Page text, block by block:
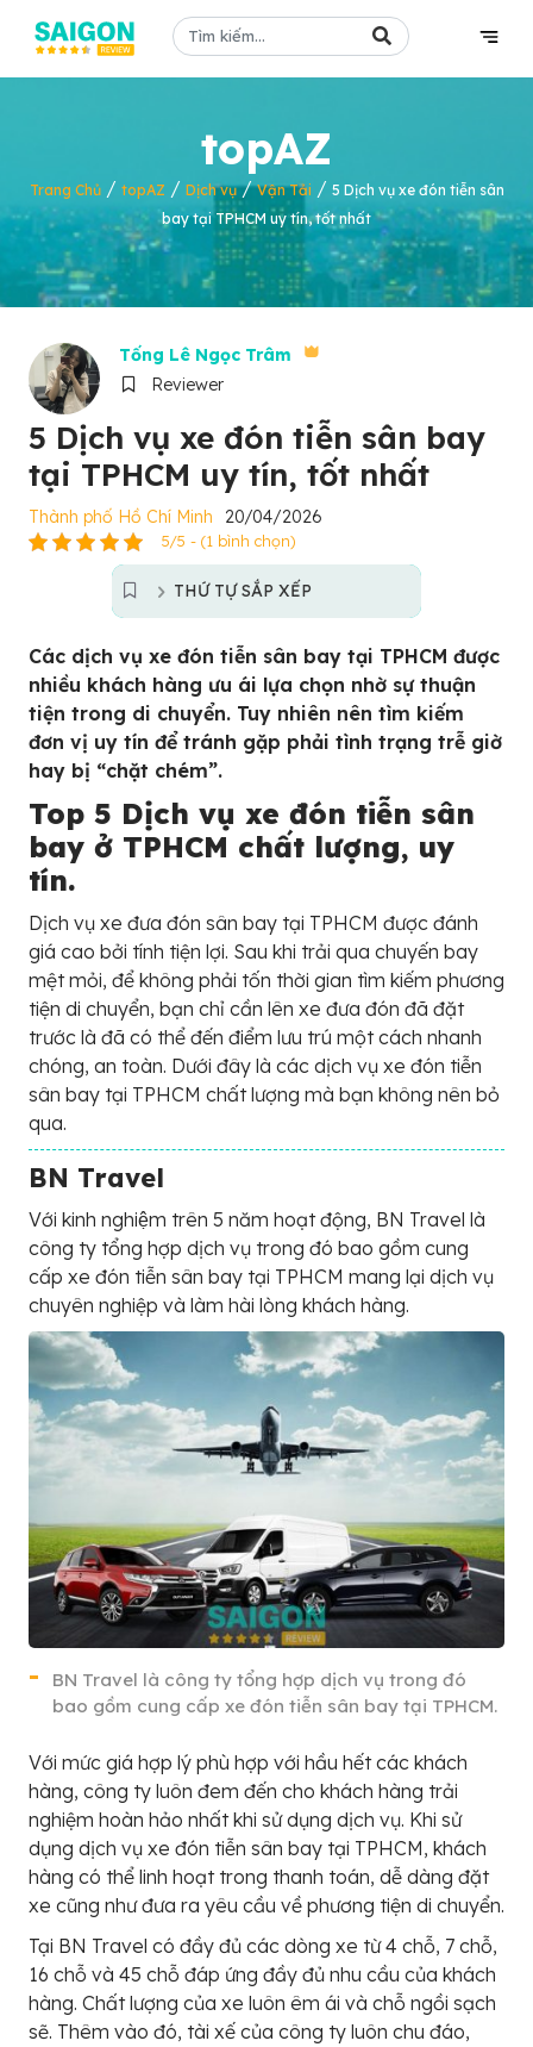
topAZ
Trang Chủ/ topAZ / Dịch vụ/Vận Tải / 5 Dịch vụ xe đón tiễn sân
bay tại TPHCM uy tín, tốt nhất
Tống Lê Ngọc Trâm
Reviewer
5 Dịch vụ xe đón tiễn sân bay
tại TPHCM uy tín, tốt nhất
Thành phố Hồ Chí Minh 20/04/2026
5/5 - (1 bình chọn)
THỨ TỰ SẮP XẾP
Các dịch vụ xe đón tiễn sân bay tại TPHCM được
nhiều khách hàng ưu ái lựa chọn nhờ sự thuận
tiện trong di chuyển. Tuy nhiên nên tìm kiếm
đơn vị uy tín để tránh gặp phải tình trạng trễ giờ
hay bị “chặt chém”.
Top 5 Dịch vụ xe đón tiễn sân
bay ở TPHCM chất lượng, uy
tín.
Dịch vụ xe đưa đón sân bay tại TPHCM được đánh
giá cao bởi tính tiện lợi. Sau khi trải qua chuyến bay
mệt mỏi, để không phải tốn thời gian tìm kiếm phương
tiện di chuyển, bạn chỉ cần lên xe đưa đón đã đặt
trước là đã có thể đến điểm lưu trú một cách nhanh
chóng, an toàn. Dưới đây là các dịch vụ xe đón tiễn
sân bay tại TPHCM chất lượng mà bạn không nên bỏ
qua.
BN Travel
Với kinh nghiệm trên 5 năm hoạt động, BN Travel là
công ty tổng hợp dịch vụ trong đó bao gồm cung
cấp xe đón tiễn sân bay tại TPHCM mang lại dịch vụ
chuyên nghiệp và làm hài lòng khách hàng.
BN Travel là công ty tổng hợp dịch vụ trong đó
bao gồm cung cấp xe đón tiễn sân bay tại TPHCM.
Với mức giá hợp lý phù hợp với hầu hết các khách
hàng, công ty luôn đem đến cho khách hàng trải
nghiệm hoàn hảo nhất khi sử dụng dịch vụ. Khi sử
dụng dịch vụ xe đón tiễn sân bay tại TPHCM, khách
hàng có thể linh hoạt trong thanh toán, dễ dàng đặt
xe cũng như đưa ra yêu cầu về phương tiện di chuyển.
Tại BN Travel có đầy đủ các dòng xe từ 4 chỗ, 7 chỗ,
16 chỗ và 45 chỗ đáp ứng đầy đủ nhu cầu của khách
hàng. Chất lượng của xe luôn êm ái và chỗ ngồi sạch
sẽ. Thêm vào đó, tài xế của công ty luôn chu đáo,